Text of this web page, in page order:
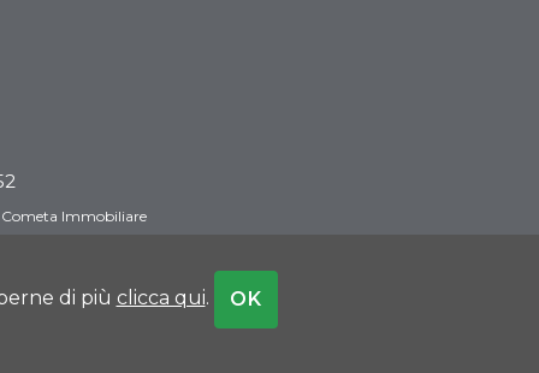
di più clicca qui. OK
Immobiliare